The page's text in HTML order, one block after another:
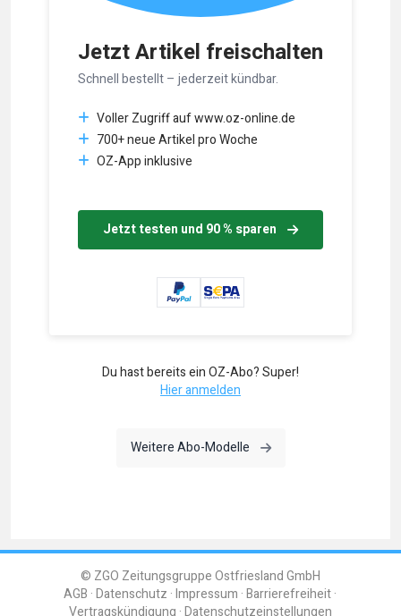
Jetzt Artikel freischalten
Schnell bestellt – jederzeit kündbar.
Voller Zugriff auf www.oz-online.de
700+ neue Artikel pro Woche
OZ-App inklusive
Jetzt testen und 90 % sparen
Du hast bereits ein OZ-Abo? Super!
Hier anmelden
Weitere Abo-Modelle
© ZGO Zeitungsgruppe Ostfriesland GmbH
AGB Datenschutz Impressum Barrierefreiheit
Vertragskündigung Datenschutzeinstellungen